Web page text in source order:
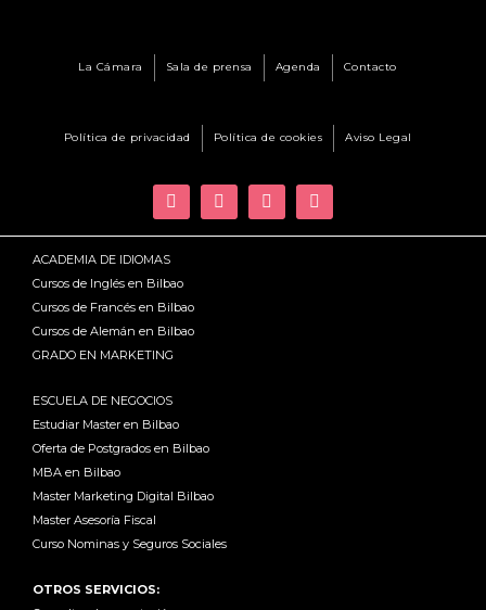
La Cámara Sala de prensa Agenda Contacto
Política de privacidad Política de cookies Aviso Legal
ACADEMIA DE IDIOMAS
Cursos de Inglés en Bilbao
Cursos de Francés en Bilbao
Cursos de Alemán en Bilbao
GRADO EN MARKETING
ESCUELA DE NEGOCIOS
Estudiar Master en Bilbao
Oferta de Postgrados en Bilbao
MBA en Bilbao
Master Marketing Digital Bilbao
Master Asesoría Fiscal
Curso Nominas y Seguros Sociales
OTROS SERVICIOS: